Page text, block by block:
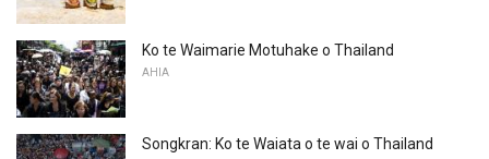
Ko te Waimarie Motuhake o Thailand
AHIA
Songkran: Ko te Waiata o te wai o Thailand